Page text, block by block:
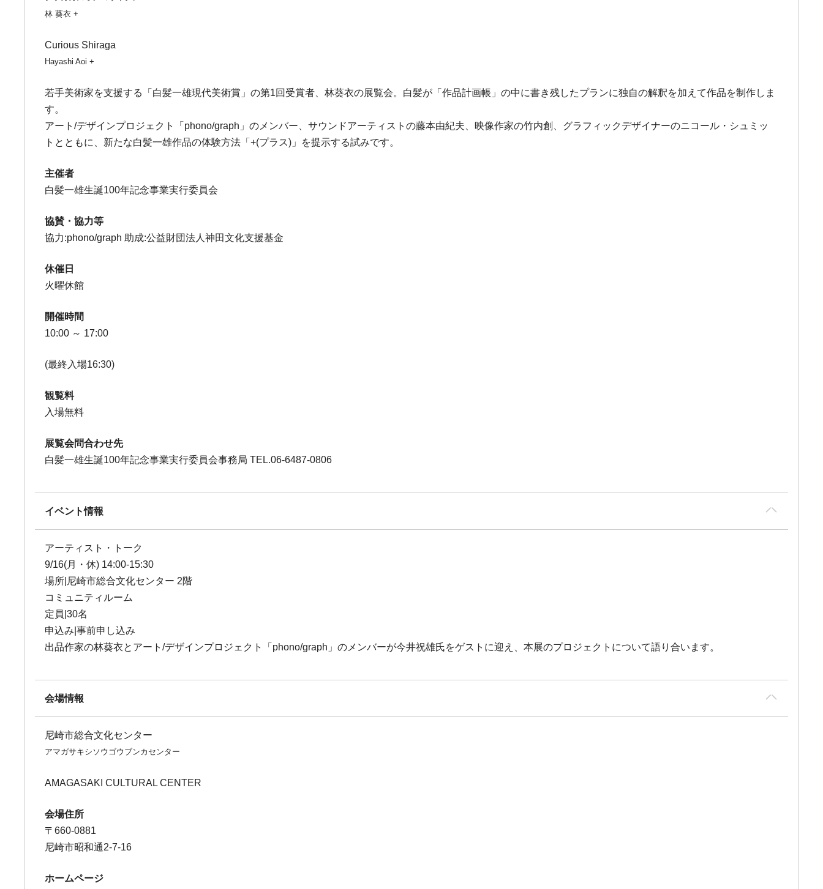
林 葵衣 +
Curious Shiraga
Hayashi Aoi +
若手美術家を支援する「白髪一雄現代美術賞」の第1回受賞者、林葵衣の展覧会。白髪が「作品計画帳」の中に書き残したプランに独自の解釈を加えて作品を制作しま
す。
アート/デザインプロジェクト「phono/graph」のメンバー、サウンドアーティストの藤本由紀夫、映像作家の竹内創、グラフィックデザイナーのニコール・シュミッ
トとともに、新たな白髪一雄作品の体験方法「+(プラス)」を提示する試みです。
主催者
白髪一雄生誕100年記念事業実行委員会
協賛・協力等
協力:phono/graph 助成:公益財団法人神田文化支援基金
休催日
火曜休館
開催時間
10:00 ～ 17:00
(最終入場16:30)
観覧料
入場無料
展覧会問合わせ先
白髪一雄生誕100年記念事業実行委員会事務局 TEL.06-6487-0806
イベント情報
アーティスト・トーク
9/16(月・休) 14:00-15:30
場所|尼崎市総合文化センター 2階
コミュニティルーム
定員|30名
申込み|事前申し込み
出品作家の林葵衣とアート/デザインプロジェクト「phono/graph」のメンバーが今井祝雄氏をゲストに迎え、本展のプロジェクトについて語り合います。
会場情報
尼崎市総合文化センター
アマガサキシソウゴウブンカセンター
AMAGASAKI CULTURAL CENTER
会場住所
〒660-0881
尼崎市昭和通2-7-16
ホームページ